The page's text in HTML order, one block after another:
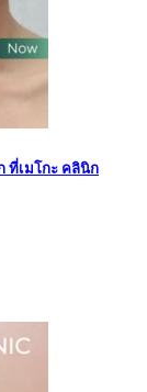
ที่เมโกะ คลินิก